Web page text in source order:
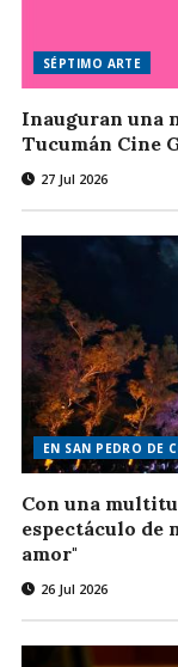
SÉPTIMO ARTE
Inauguran una
Tucumán Cine
27 Jul 2026
EN SAN PEDRO DE
Con una
espectáculo de
amor"
26 Jul 2026